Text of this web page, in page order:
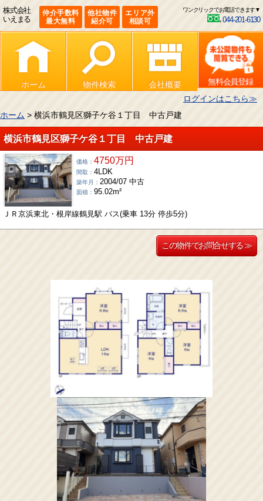
株式会社
いえまる
仲介手数料
最大無料
他社物件
紹介可
エリア外
相談可
ワンクリックでお電話できます▼
044-201-6130
ホーム 物件検索 会社概要
無料会員登録
ログインはこちら≫
ホーム > 横浜市鶴見区獅子ケ谷１丁目 中古戸建
横浜市鶴見区獅子ケ谷１丁目 中古戸建
価格： 4750万円
間取： 4LDK
築年月： 2004/07 中古
面積： 95.02m²
ＪＲ京浜東北・根岸線鶴見駅 バス(乗車 13分 停歩5分)
この物件でお問合せする ≫